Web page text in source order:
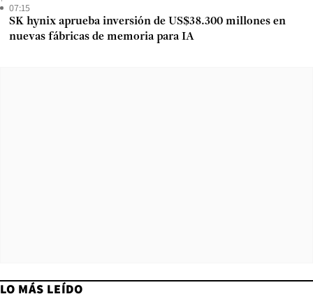
07:15
SK hynix aprueba inversión de US$38.300 millones en
nuevas fábricas de memoria para IA
LO MÁS LEÍDO